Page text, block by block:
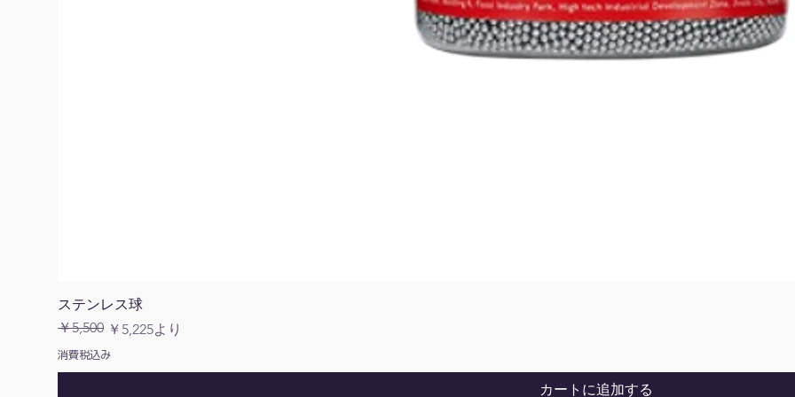
ステンレス球
通常価格
￥5,500 ￥5,225より
セール価格
消費税込み
カートに追加する